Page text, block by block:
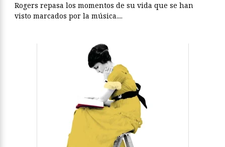
Rogers repasa los momentos de su vida que se han
visto marcados por la música....